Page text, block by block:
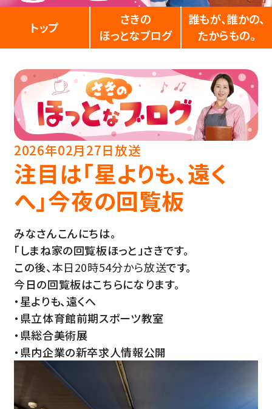
トップ
さきの
ほっとなブログ
誰もが、誰かの、
たからもの。
2026年02月27日放送
注目は「星よりも、遠く
へ」今夜の回覧板
みなさんこんにちは。
「しまね家の回覧板ほっと」さきです。
この後、本日20時54分から放送です。
今日の回覧板はこちらになります。
・星よりも、遠くへ
・県立体育館前期スポーツ教室
・県総合美術展
・県内企業の新卒求人情報公開